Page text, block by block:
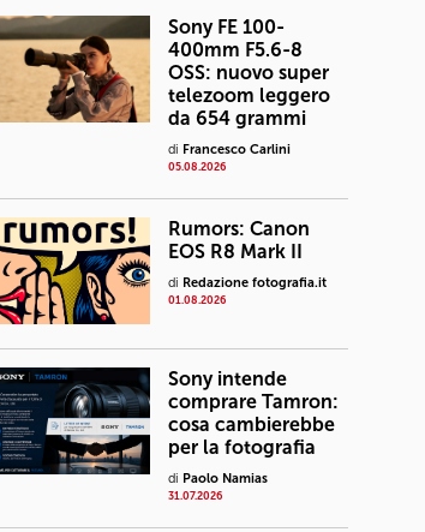
Sony FE 100-
400mm F5.6-8
OSS: nuovo super
telezoom leggero
da 654 grammi
di Francesco Carlini
05.08.2026
Rumors: Canon
EOS R8 Mark II
di Redazione fotografia.it
01.08.2026
Sony intende
comprare Tamron:
cosa cambierebbe
per la fotografia
di Paolo Namias
31.07.2026